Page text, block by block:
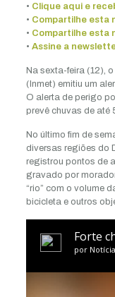
• Clique aqui e
• Compartilhe esta
• Compartilhe esta
• Assine a
Na sexta-feira (12),
(Inmet) emitiu um
O alerta de perigo
prevê chuvas de até
No último fim de
diversas regiões do
registrou pontos de
gravado por
“rio” com o volume
bicicleta e outros